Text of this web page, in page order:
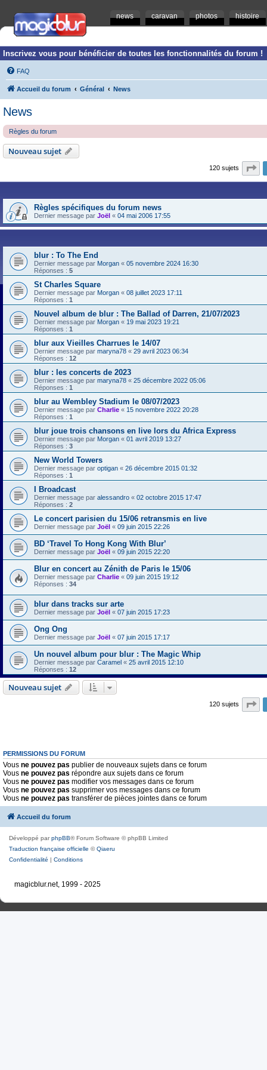
news caravan photos histoire
Inscrivez vous pour bénéficier de toutes les fonctionnalités du forum !
FAQ
Accueil du forum Général News
News
Règles du forum
Nouveau sujet
120 sujets
Règles spécifiques du forum news
Dernier message par Joël « 04 mai 2006 17:55
blur : To The End
Dernier message par Morgan « 05 novembre 2024 16:30
Réponses : 5
St Charles Square
Dernier message par Morgan « 08 juillet 2023 17:11
Réponses : 1
Nouvel album de blur : The Ballad of Darren, 21/07/2023
Dernier message par Morgan « 19 mai 2023 19:21
Réponses : 1
blur aux Vieilles Charrues le 14/07
Dernier message par maryna78 « 29 avril 2023 06:34
Réponses : 12
blur : les concerts de 2023
Dernier message par maryna78 « 25 décembre 2022 05:06
Réponses : 1
blur au Wembley Stadium le 08/07/2023
Dernier message par Charlie « 15 novembre 2022 20:28
Réponses : 1
blur joue trois chansons en live lors du Africa Express
Dernier message par Morgan « 01 avril 2019 13:27
Réponses : 3
New World Towers
Dernier message par optigan « 26 décembre 2015 01:32
Réponses : 1
I Broadcast
Dernier message par alessandro « 02 octobre 2015 17:47
Réponses : 2
Le concert parisien du 15/06 retransmis en live
Dernier message par Joël « 09 juin 2015 22:26
BD ‘Travel To Hong Kong With Blur’
Dernier message par Joël « 09 juin 2015 22:20
Blur en concert au Zénith de Paris le 15/06
Dernier message par Charlie « 09 juin 2015 19:12
Réponses : 34
blur dans tracks sur arte
Dernier message par Joël « 07 juin 2015 17:23
Ong Ong
Dernier message par Joël « 07 juin 2015 17:17
Un nouvel album pour blur : The Magic Whip
Dernier message par Caramel « 25 avril 2015 12:10
Réponses : 12
Nouveau sujet
120 sujets
PERMISSIONS DU FORUM
Vous ne pouvez pas publier de nouveaux sujets dans ce forum
Vous ne pouvez pas répondre aux sujets dans ce forum
Vous ne pouvez pas modifier vos messages dans ce forum
Vous ne pouvez pas supprimer vos messages dans ce forum
Vous ne pouvez pas transférer de pièces jointes dans ce forum
Accueil du forum
Développé parphpBB® Forum Software © phpBB Limited
Traduction française officielle ©Qiaeru
Confidentialité | Conditions
magicblur.net, 1999 - 2025